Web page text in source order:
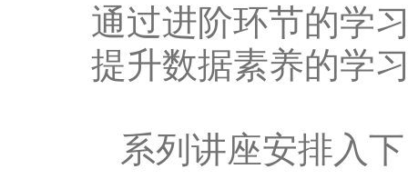
通过进阶环节的学
提升数据素养的学
系列讲座安排入